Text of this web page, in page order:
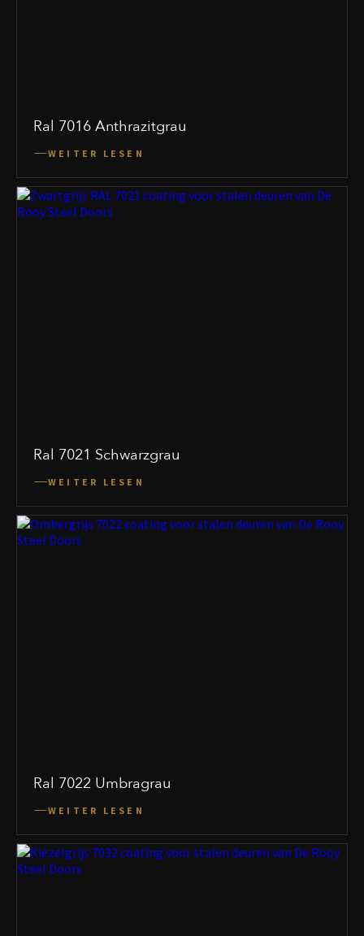
Ral 7016 Anthrazitgrau
WEITER LESEN
Ral 7021 Schwarzgrau
WEITER LESEN
Ral 7022 Umbragrau
WEITER LESEN